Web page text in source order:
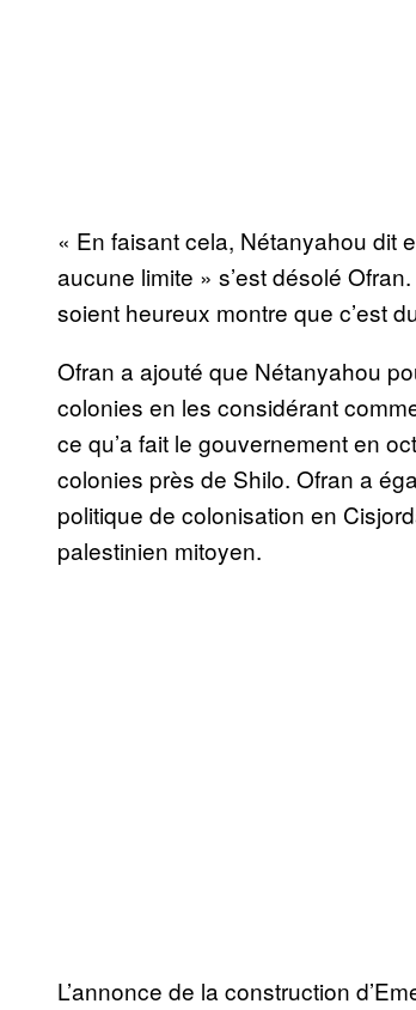
« En faisant cela, Nétanyahou dit
aucune limite » s’est désolé
soient heureux montre que c’est
Ofran a ajouté que Nétanyahou
colonies en les considérant
ce qu’a fait le gouvernement en
colonies près de Shilo. Ofran a
politique de colonisation en
palestinien mitoyen.
L’annonce de la construction